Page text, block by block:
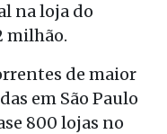
na loja do
milhão.
de maior
em São Paulo
800 lojas no